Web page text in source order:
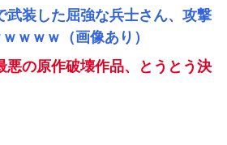
武装した屈強な兵士さん、攻撃
ｗｗｗ（画像あり）
悪の原作破壊作品、とうとう決